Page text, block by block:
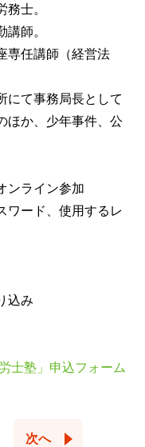
士。
師。
専任講師（経営法
にて事務局長として
ほか、少年事件、公
ンライン参加
ワード、使用するレ
込み
士塾」申込フォーム
次へ